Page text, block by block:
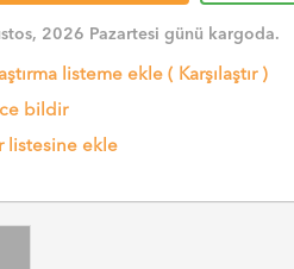
2026 Pazartesi günü kargoda.
listeme ekle ( Karşılaştır)
bildir
listesine ekle